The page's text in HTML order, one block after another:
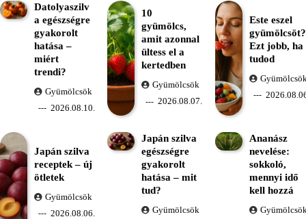
Datolyaszilv
a egészségre
gyakorolt
hatása –
miért
trendi?
Gyümölcsök
2026.08.10.
10
gyümölcs,
amit azonnal
ültess el a
kertedben
Gyümölcsök
2026.08.07.
Este eszel
gyümölcsöt?
Ezt jobb, ha
tudod
Japán szilva
receptek – új
ötletek
Gyümölcsök
2026.08.06.
Japán szilva
egészségre
gyakorolt
hatása – mit
tud?
Gyümölcsök
Ananász
nevelése:
sokkoló,
mennyi idő
kell hozzá